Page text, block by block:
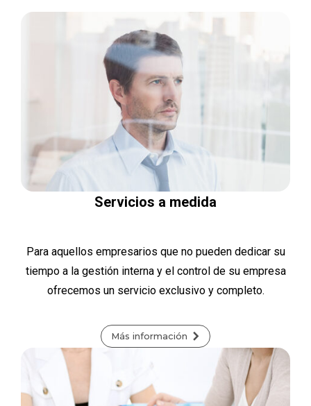
Servicios a medida
Para aquellos empresarios que no pueden dedicar su
tiempo a la gestión interna y el control de su empresa
ofrecemos un servicio exclusivo y completo.
Más información